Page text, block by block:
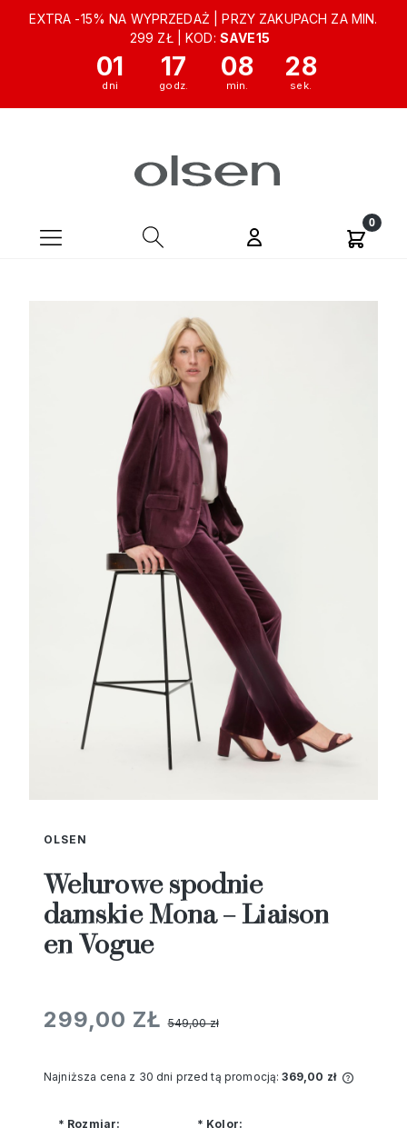
EXTRA -15% NA WYPRZEDAŻ | PRZY ZAKUPACH ZA MIN.
299 ZŁ | KOD: SAVE15
01 17 08 28
OLSEN
Welurowe spodnie
damskie Mona – Liaison
en Vogue
299,00 ZŁ 549,00 zł
Najniższa cena z 30 dni przed tą promocją:369,00 zł
* Rozmiar: * Kolor: